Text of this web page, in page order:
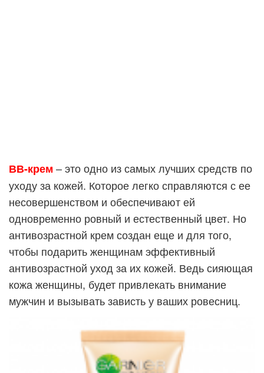
ВВ-крем – это одно из самых лучших средств по
уходу за кожей. Которое легко справляются с ее
несовершенством и обеспечивают ей
одновременно ровный и естественный цвет. Но
антивозрастной крем создан еще и для того,
чтобы подарить женщинам эффективный
антивозрастной уход за их кожей. Ведь сияющая
кожа женщины, будет привлекать внимание
мужчин и вызывать зависть у ваших ровесниц.